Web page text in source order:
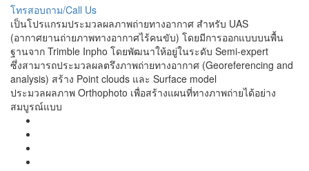
โทรสอบถาม/Call Us
เป็นโปรแกรมประมวลผลภาพถ่ายทางอากาศ สำหรับ UAS
(อากาศยานถ่ายภาพทางอากาศไร้คนขับ) โดยมีการออกแบบบนพื้น
ฐานจาก Trimble Inpho โดยพัฒนาให้อยู่ในระดับ Semi-expert
ซึ่งสามารถประมวลผลตรึงภาพถ่ายทางอากาศ (Georeferencing and
analysis) สร้าง Point clouds และ Surface model
ประมวลผลภาพ Orthophoto เพื่อสร้างแผนที่ทางภาพถ่ายได้อย่าง
สมบูรณ์แบบ